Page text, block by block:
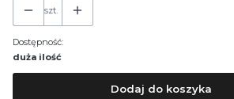
szt.
Dostępność:
duża ilość
Dodaj do koszyka